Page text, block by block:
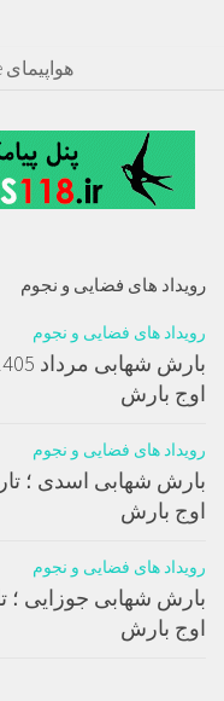
هواپیمای Piper PA-44 Seminole
رویداد های فضایی و نجوم
رویداد های فضایی و نجوم
اوج بارش
رویداد های فضایی و نجوم
اوج بارش
رویداد های فضایی و نجوم
اوج بارش